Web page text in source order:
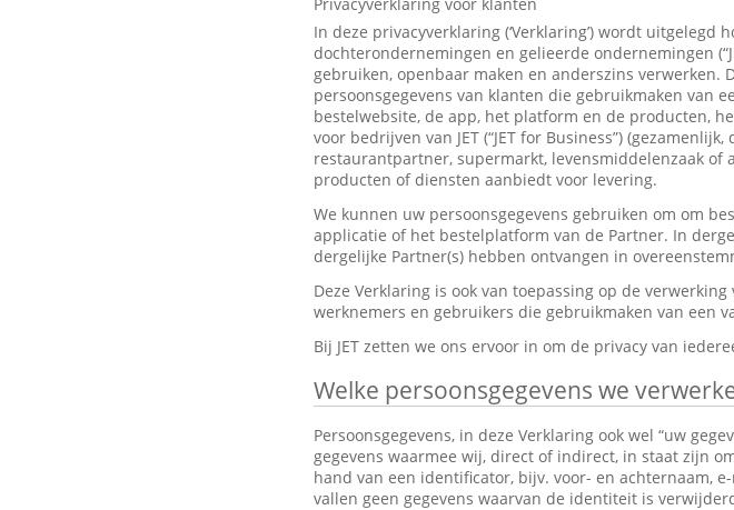
In deze privacyverklaring (‘Verklaring’) wordt uitgelegd
dochterondernemingen en gelieerde ondernemingen
gebruiken, openbaar maken en anderszins verwerken.
persoonsgegevens van klanten die gebruikmaken van
bestelwebsite, de app, het platform en de producten,
voor bedrijven van JET (“JET for Business”)
restaurantpartner, supermarkt, levensmiddelenzaak of
producten of diensten aanbiedt voor levering.
We kunnen uw persoonsgegevens gebruiken om om
applicatie of het bestelplatform van de Partner. In
dergelijke Partner(s) hebben ontvangen in
Deze Verklaring is ook van toepassing op de
werknemers en gebruikers die gebruikmaken van een
Bij JET zetten we ons ervoor in om de privacy van
Welke persoonsgegevens we
Persoonsgegevens, in deze Verklaring ook wel “uw
gegevens waarmee wij, direct of indirect, in staat zijn
hand van een identificator, bijv. voor- en achternaam,
vallen geen gegevens waarvan de identiteit is